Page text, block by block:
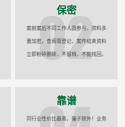
保密
案前案后不同工作人员参与，资料多
重加密，查阅需登记，案件结束资料
立即粉碎删除，不留档，不能找回。
靠谱
同行业性价比最高，骗子除外！业务